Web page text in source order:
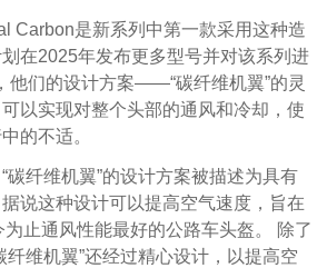
Carbon是新系列中第一款采用这种造
在2025年发布更多型号并对该系列进
他们的设计方案——“碳纤维机翼”的灵
以实现对整个头部的通风和冷却，使
的不适。
碳纤维机翼”的设计方案被描述为具有
说这种设计可以提高空气速度，旨在
止通风性能最好的公路车头盔。 除了
纤维机翼”还经过精心设计，以提高空